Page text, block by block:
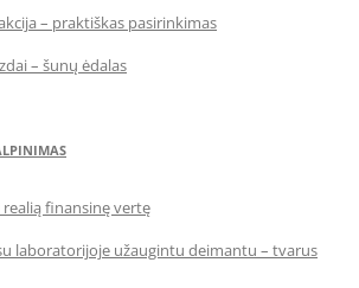
– praktiškas pasirinkimas
– šunų ėdalas
finansinę vertę
laboratorijoje užaugintu deimantu – tvarus